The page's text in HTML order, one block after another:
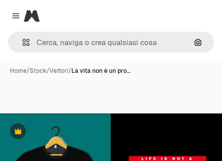
Close menu
Magnific
Cerca
Home/Stock/Vettori/La vita non è un pro…
Premium